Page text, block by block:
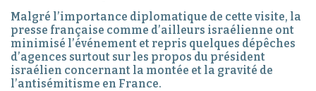
Malgré l’importance diplomatique de cette visite, la
presse française comme d’ailleurs israélienne ont
minimisé l’événement et repris quelques dépêches
d’agences surtout sur les propos du président
israélien concernant la montée et la gravité de
l’antisémitisme en France.